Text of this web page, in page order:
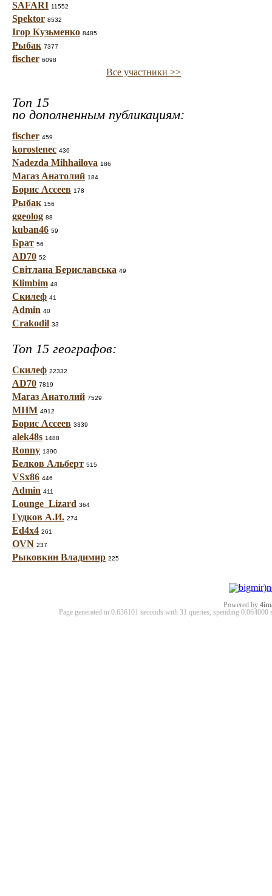
SAFARI 11552
Spektor 8532
Ігор Кузьменко 8485
Рыбак 7377
fischer 6098
Все участники >>
Топ 15
по дополненным публикациям:
fischer 459
korostenec 436
Nadezda Mihhailova 186
Магаз Анатолий 184
Борис Ассеев 178
Рыбак 156
ggeolog 88
kuban46 59
Брат 56
AD70 52
Світлана Бериславська 49
Klimbim 48
Скилеф 41
Admin 40
Crakodil 33
Топ 15 географов:
Скилеф 22332
AD70 7819
Магаз Анатолий 7529
МНМ 4912
Борис Ассеев 3339
alek48s 1488
Ronny 1390
Белков Альберт 515
VSx86 446
Admin 411
Lounge_Lizard 364
Гудков А.И. 274
Ed4x4 261
OVN 237
Рыковкин Владимир 225
Powered by
Page generated in 0.636101 seconds with 31 queries, spending